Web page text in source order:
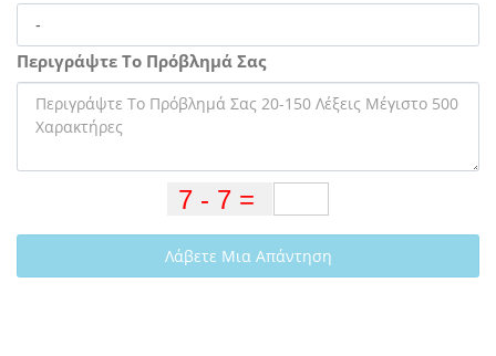
Περιγράψτε Το Πρόβλημά Σας
Λάβετε Μια Απάντηση